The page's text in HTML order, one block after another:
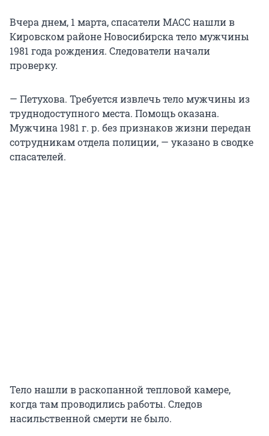
Вчера днем, 1 марта, спасатели МАСС нашли в
Кировском районе Новосибирска тело мужчины
1981 года рождения. Следователи начали
проверку.
— Петухова. Требуется извлечь тело мужчины из
труднодоступного места. Помощь оказана.
Мужчина 1981 г. р. без признаков жизни передан
сотрудникам отдела полиции, — указано в сводке
спасателей.
Тело нашли в раскопанной тепловой камере,
когда там проводились работы. Следов
насильственной смерти не было.